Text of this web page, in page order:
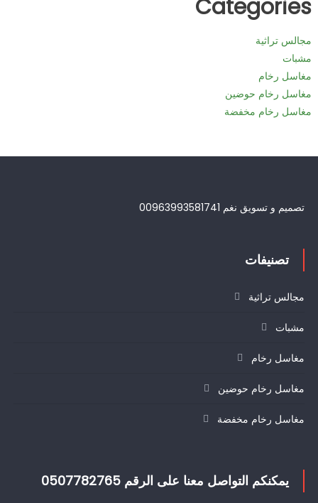
Categories
مجالس تراثية
مشبات
مغاسل رخام
مغاسل رخام حوضين
مغاسل رخام مخفضة
تصميم و تسويق نغم 00963993581741
تصنيفات
مجالس تراثية
مشبات
مغاسل رخام
مغاسل رخام حوضين
مغاسل رخام مخفضة
يمكنكم التواصل معنا على الرقم 0507782765